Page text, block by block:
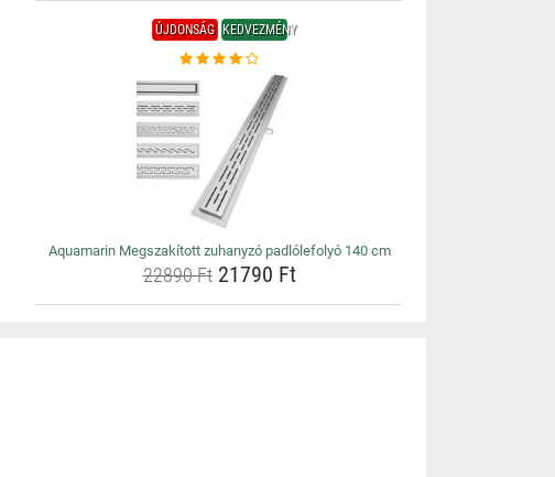
ÚJDONSÁG KEDVEZMÉNY
Aquamarin Megszakított zuhanyzó padlólefolyó 140 cm
22890 Ft21790 Ft